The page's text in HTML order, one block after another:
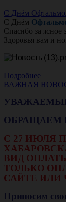
С Днём
С Днём
Спасибо за ясное
Здоровья вам и
Подробнее
ВАЖНАЯ
ОБРАЩАЕМ
С 27 ИЮЛЯ
ВИД
ТОЛЬКО
САЙТЕ ИЛИ
Приносим